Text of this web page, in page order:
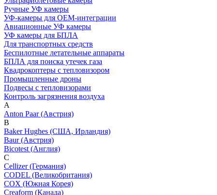
Ручные УФ камеры
УФ-камеры для OEM-интеграции
Авиационные УФ камеры
УФ камеры для БПЛА
Для транспортных средств
Беспилотные летательные аппараты
БПЛА для поиска утечек газа
Квадрокоптеры с тепловизором
Промышленные дроны
Подвесы с тепловизорами
Контроль загрязнения воздуха
A
Anton Paar (Австрия)
B
Baker Hughes (США, Ирландия)
Baur (Австрия)
Bicotest (Англия)
C
Cellizer (Германия)
CODEL (Великобритания)
COX (Южная Корея)
Creaform (Канада)